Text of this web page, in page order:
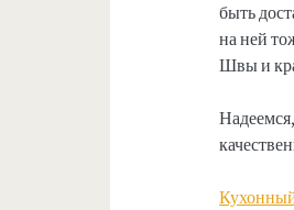
быть
на ней
Швы и